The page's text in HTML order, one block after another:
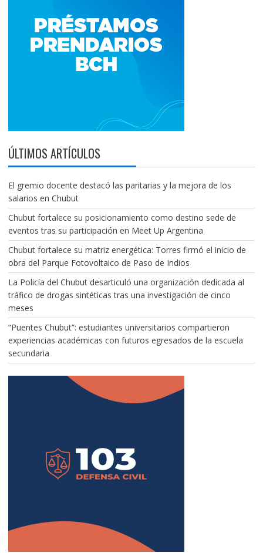
ÚLTIMOS ARTÍCULOS
El gremio docente destacó las paritarias y la mejora de los
salarios en Chubut
Chubut fortalece su posicionamiento como destino sede de
eventos tras su participación en Meet Up Argentina
Chubut fortalece su matriz energética: Torres firmó el inicio de
obra del Parque Fotovoltaico de Paso de Indios
La Policía del Chubut desarticuló una organización dedicada al
tráfico de drogas sintéticas tras una investigación de cinco
meses
“Puentes Chubut”: estudiantes universitarios compartieron
experiencias académicas con futuros egresados de la escuela
secundaria